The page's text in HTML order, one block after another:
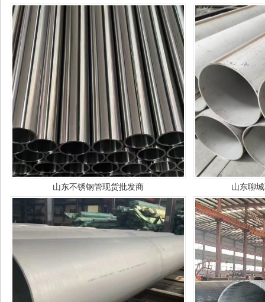
山东不锈钢管现货批发商 山东聊